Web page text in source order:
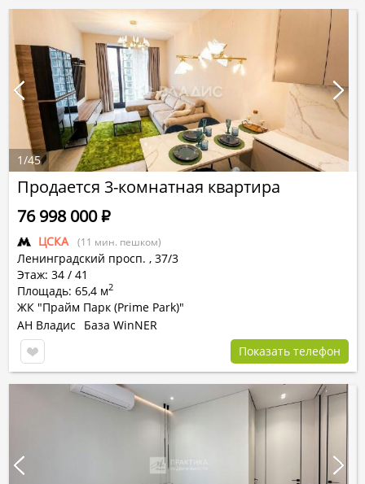
Продается 3-комнатная квартира
ЦСКА (11 мин. пешком)
Ленинградский просп. , 37/3
Этаж: 34 / 41
Площадь: 65,4 м2
ЖК "Прайм Парк (Prime Park)"
76 998 000Р
АН Владис
База WinNER
Показать телефон
1/45